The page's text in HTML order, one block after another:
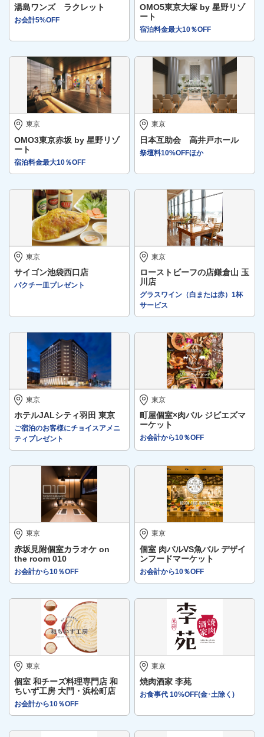
湯島ワンズ ラクレット
お会計5%OFF
OMO5東京大塚 by 星野リゾ
ート
宿泊料金最大10％OFF
東京
OMO3東京赤坂 by 星野リゾ
ート
宿泊料金最大10％OFF
東京
日本互助会 高井戸ホール
祭壇料10%OFFほか
東京
サイゴン池袋西口店
パクチー皿プレゼント
東京
ローストビーフの店鎌倉山 玉
川店
グラスワイン（白または赤）1杯
サービス
東京
ホテルJALシティ羽田 東京
ご宿泊のお客様にチョイスアメニ
ティプレゼント
東京
町屋個室×肉バル ジビエズマ
ーケット
お会計から10％OFF
東京
赤坂見附個室カラオケ on
the room 010
お会計から10％OFF
東京
個室 肉バルVS魚バル デザイ
ンフードマーケット
お会計から10％OFF
東京
個室 和チーズ料理専門店 和
ちいず工房 大門・浜松町店
お会計から10％OFF
東京
焼肉酒家 李苑
お食事代 10%OFF(金･土除く)